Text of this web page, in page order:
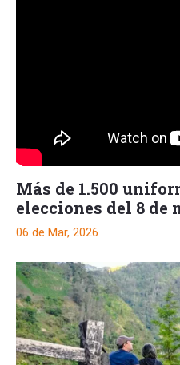
Más de 1.500
elecciones del 8 de
06 de Mar, 2026